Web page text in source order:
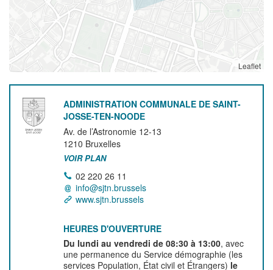
Leaflet
ADMINISTRATION COMMUNALE DE SAINT-
JOSSE-TEN-NOODE
Av. de l’Astronomie 12-13
1210 Bruxelles
VOIR PLAN
02 220 26 11
info@sjtn.brussels
www.sjtn.brussels
HEURES D'OUVERTURE
Du lundi au vendredi de 08:30 à 13:00, avec
une permanence du Service démographie (les
services Population, État civil et Étrangers) le